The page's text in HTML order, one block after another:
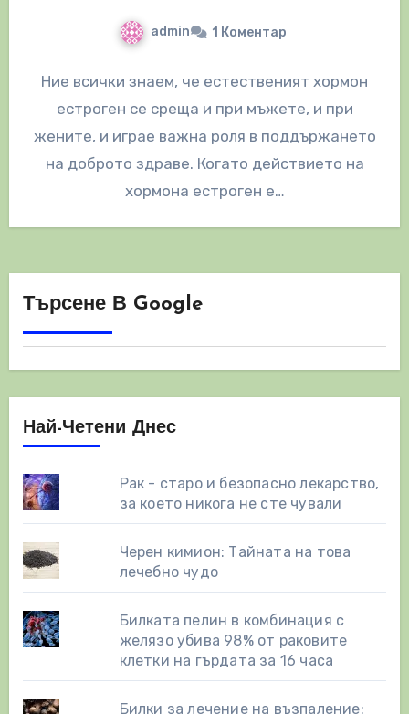
admin 1 Коментар
Ние всички знаем, че естественият хормон
естроген се среща и при мъжете, и при
жените, и играе важна роля в поддържането
на доброто здраве. Когато действието на
хормона естроген е…
Търсене В Google
Най-Четени Днес
Рак - старо и безопасно лекарство,
за което никога не сте чували
Черен кимион: Тайната на това
лечебно чудо
Билката пелин в комбинация с
желязо убива 98% от раковите
клетки на гърдата за 16 часа
Билки за лечение на възпаление: